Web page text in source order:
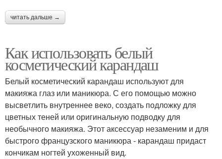
читать дальше →
Как использовать белый
косметический карандаш
Белый косметический карандаш используют для
макияжа глаз или маникюра. С его помощью можно
высветлить внутреннее веко, создать подложку для
цветных теней или оригинальную подводку для
необычного макияжа. Этот аксессуар незаменим и для
быстрого французского маникюра - карандаш придаст
кончикам ногтей ухоженный вид.